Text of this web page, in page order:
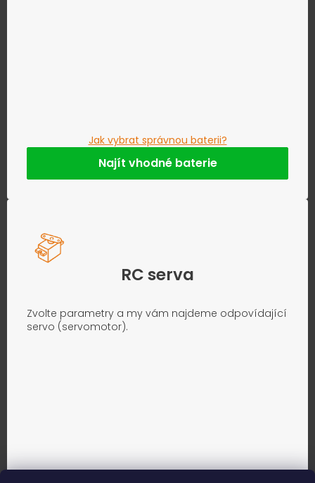
Jak vybrat správnou baterii?
Najít vhodné baterie
RC serva
Zvolte parametry a my vám najdeme odpovídající
servo (servomotor).